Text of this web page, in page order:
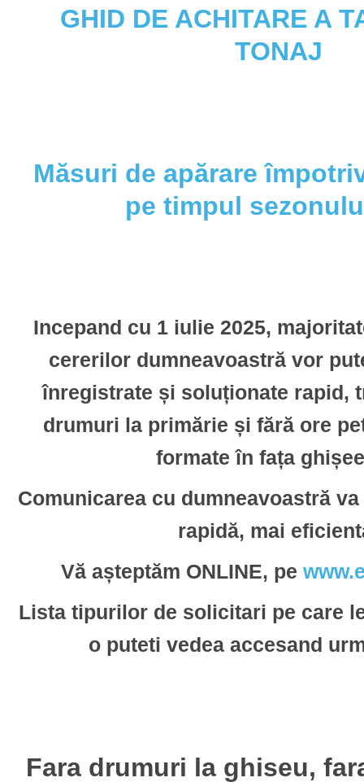
GHID DE ACHITARE A
TONAJ
Măsuri de apărare
pe timpul
Incepand cu 1 iulie 2025,
cererilor dumneavoastră vor
înregistrate și soluționate rapid,
drumuri la primărie și fără ore
formate în fața
Comunicarea cu dumneavoastră
rapidă, mai
Vă așteptăm ONLINE, pe
Lista tipurilor de solicitari pe care
o puteti vedea accesand
Fara drumuri la ghiseu,